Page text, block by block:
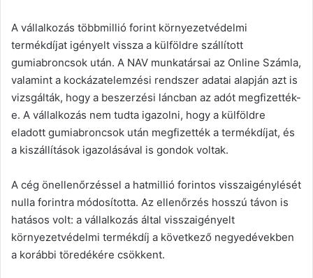
A vállalkozás többmillió forint környezetvédelmi
termékdíjat igényelt vissza a külföldre szállított
gumiabroncsok után. A NAV munkatársai az Online Számla,
valamint a kockázatelemzési rendszer adatai alapján azt is
vizsgálták, hogy a beszerzési láncban az adót megfizették-
e. A vállalkozás nem tudta igazolni, hogy a külföldre
eladott gumiabroncsok után megfizették a termékdíjat, és
a kiszállítások igazolásával is gondok voltak.
A cég önellenőrzéssel a hatmillió forintos visszaigénylését
nulla forintra módosította. Az ellenőrzés hosszú távon is
hatásos volt: a vállalkozás által visszaigényelt
környezetvédelmi termékdíj a következő negyedévekben
a korábbi töredékére csökkent.